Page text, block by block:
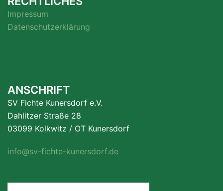
Impressum
Datenschutzerklärung
ANSCHRIFT
SV Fichte Kunersdorf e.V.
Dahlitzer Straße 28
03099 Kolkwitz / OT Kunersdorf
info@sv-fichte-kunersdorf.de